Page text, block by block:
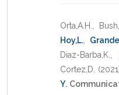
Orta,A.H.
Hoy,L.
Diaz-Barba,K.
Cortez,D.
Y.